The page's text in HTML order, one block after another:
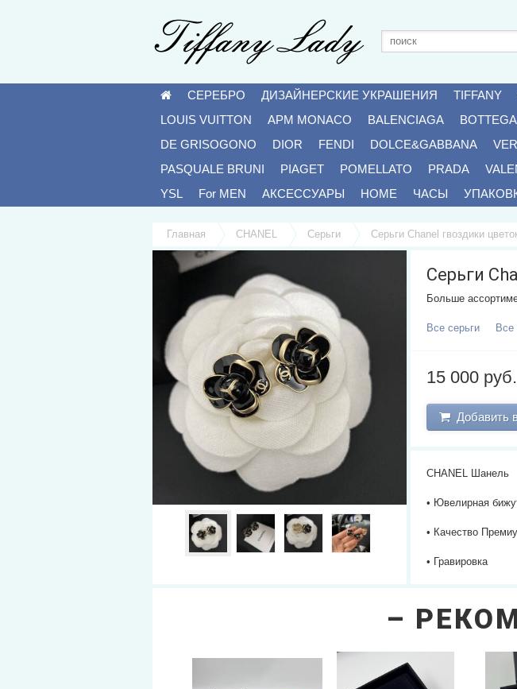
СЕРЕБРО ДИЗАЙНЕРСКИЕ УКРАШЕНИЯ TIFFANY
LOUIS VUITTON
APM MONACO BALENCIAGA
DE GRISOGONO
DIOR FENDI DOLCE&GABBANA
PASQUALE BRUNI
PIAGET POMELLATO PRADA
YSL
For MEN АКСЕССУАРЫ HOME ЧАСЫ
Главная CHANEL Серьги Серьги Chanel гвоздики
Серьги
Больше
Все Серьги Все
15 000 руб.
Добавить
CHANEL Шанель
• Ювелирная
• Качество
• Гравировка